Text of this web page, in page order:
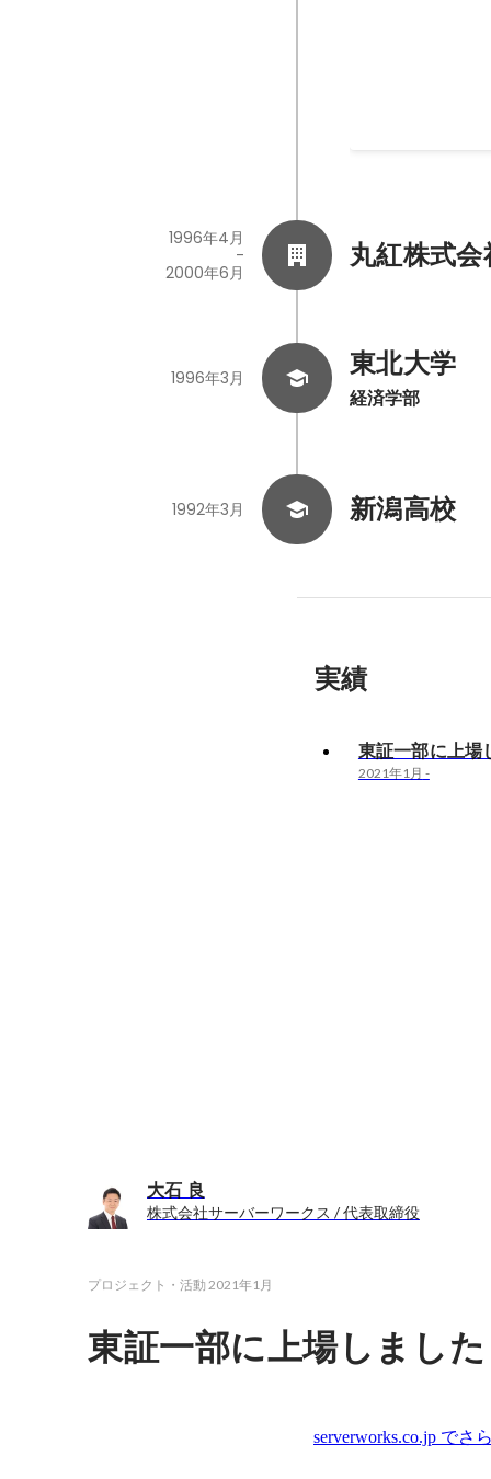
丸紅株式会
1996年4月
-
2000年6月
東北大学
経済学部
1996年3月
新潟高校
1992年3月
実績
東証一部に上場
2021年1月 -
大石 良
株式会社サーバーワークス / 代表取締役
プロジェクト・活動 2021年1月
東証一部に上場しました
serverworks.co.jp でさ